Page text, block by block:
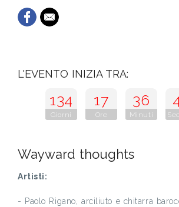
L'EVENTO INIZIA TRA:
134
Giorni
17
Ore
36
Minuti
Wayward thoughts
Artisti:
- Paolo Rigano, arciliuto e chitarra